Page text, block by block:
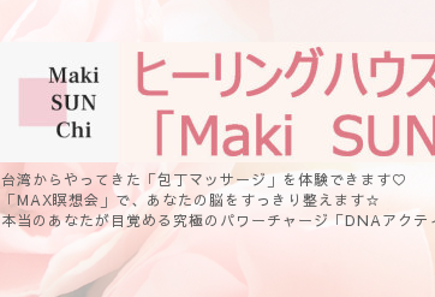
台湾からやってきた「包丁マッサージ」を体験できます♡
「MAX瞑想会」で、あなたの脳をすっきり整えます☆
本当のあなたが目覚める究極のパワーチャージ「DNAアク